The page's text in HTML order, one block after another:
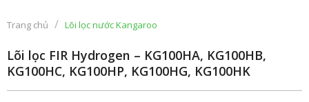
Trang chủ / Lõi lọc nước Kangaroo
Lõi lọc FIR Hydrogen – KG100HA, KG100HB,
KG100HC, KG100HP, KG100HG, KG100HK